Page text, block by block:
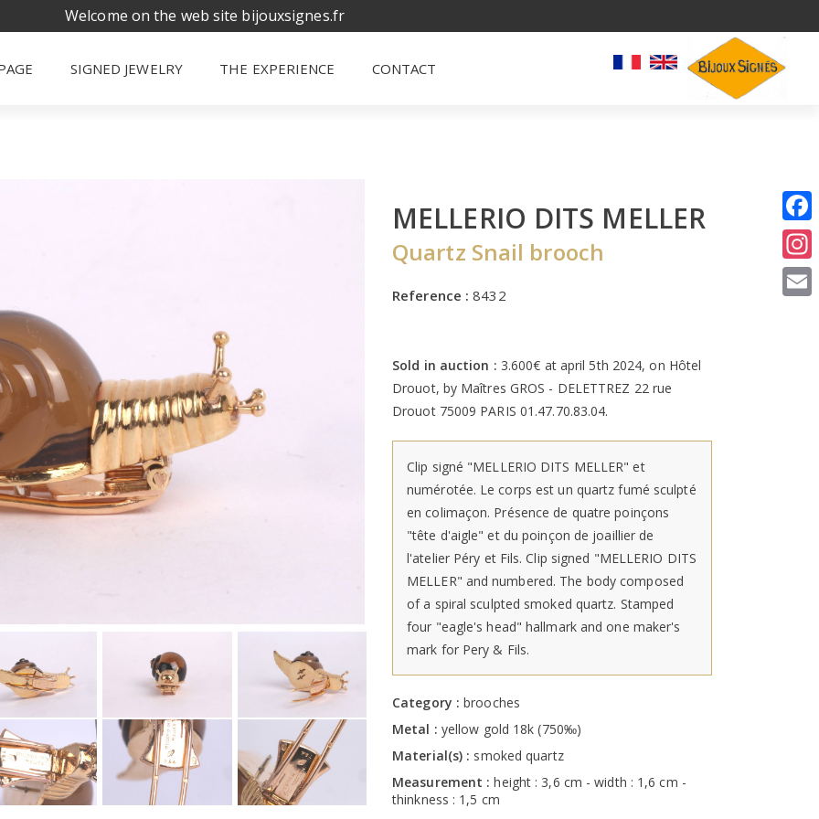
Welcome on the web site bijouxsignes.fr
SIGNED JEWELRY THE EXPERIENCE CONTACT
MELLERIO DITS MELLER
Quartz Snail brooch
Reference :8432
Sold in auction : 3.600€ at april 5th 2024, on Hôtel
Drouot, by Maîtres GROS - DELETTREZ 22 rue
Drouot 75009 PARIS 01.47.70.83.04.
Clip signé "MELLERIO DITS MELLER" et
numérotée. Le corps est un quartz fumé sculpté
en colimaçon. Présence de quatre poinçons
"tête d'aigle" et du poinçon de joaillier de
l'atelier Péry et Fils. Clip signed "MELLERIO DITS
MELLER" and numbered. The body composed
of a spiral sculpted smoked quartz. Stamped
four "eagle's head" hallmark and one maker's
mark for Pery & Fils.
Category :brooches
Metal : yellow gold 18k (750‰)
Material(s) : smoked quartz
Measurement :height : 3,6 cm - width : 1,6 cm -
thinkness : 1,5 cm